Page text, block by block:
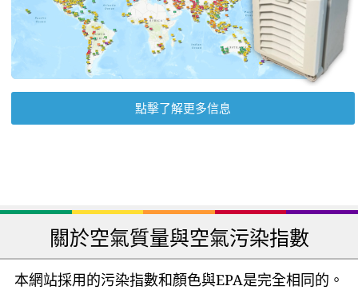
點擊了解更多信息
關於空氣質量與空氣污染指數
本網站採用的污染指數和顏色與EPA是完全相同的。